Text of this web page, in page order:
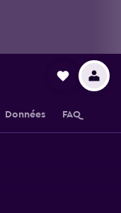
Données FAQ